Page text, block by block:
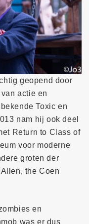
geopend door
actie en
Toxic en
nam hij ook deel
Return to Class of
voor moderne
groten der
the Coen
en
was er dus